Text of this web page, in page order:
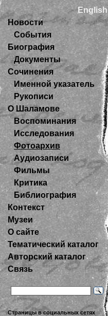
English
Новости
События
Биография
Документы
Сочинения
Именной указатель
Рукописи
О Шаламове
Воспоминания
Исследования
Фотоархив
Аудиозаписи
Фильмы
Критика
Библиография
Контекст
Музеи
О сайте
Тематический каталог
Авторский каталог
Связь
Страницы в социальных сетях